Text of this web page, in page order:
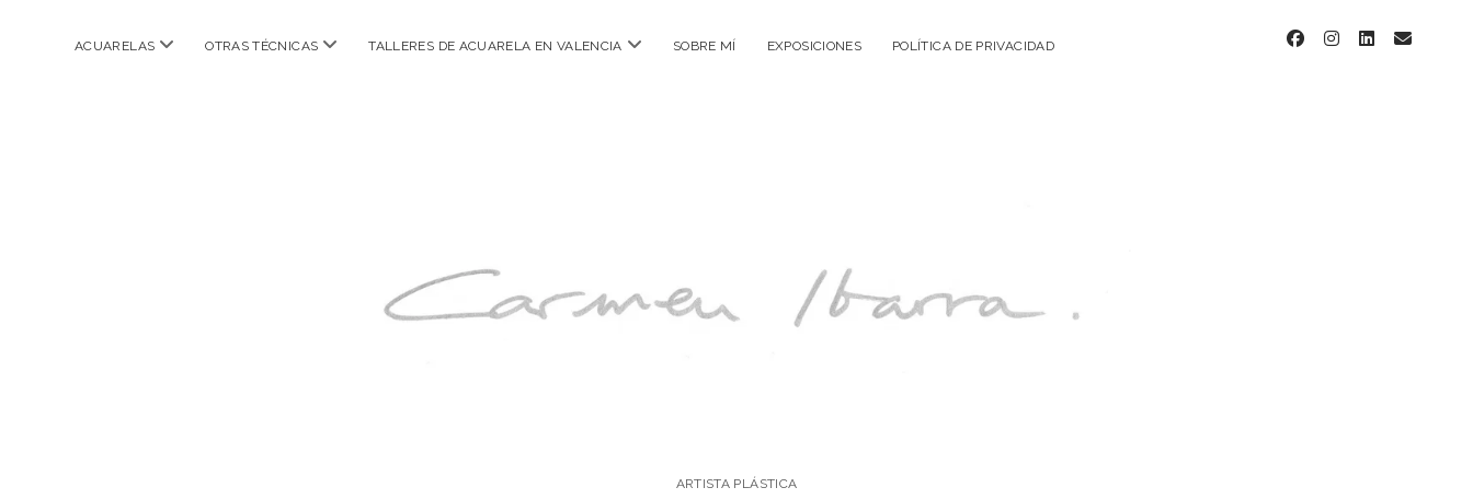
ACUARELAS abrir
OTRAS TÉCNICAS abrir
TALLERES DE ACUARELA EN VALENCIA abrir
SOBRE MÍ EXPOSICIONES POLÍTICA DE PRIVACIDAD facebookinstagram
linkedinemail
ARTISTA PLÁSTICA